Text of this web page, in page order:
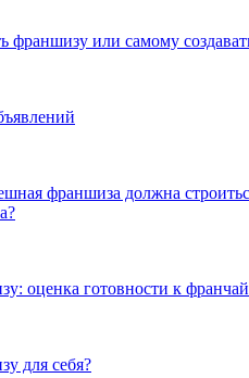
франшизу или самому
франшиза должна
оценка готовности к
для себя?